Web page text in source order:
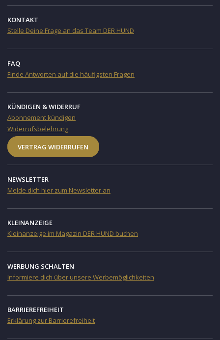
KONTAKT
Stelle Deine Frage an das Team DER HUND
FAQ
Finde Antworten auf die häufigsten Fragen
KÜNDIGEN & WIDERRUF
Abonnement kündigen
Widerrufsbelehrung
VERTRAG WIDERRUFEN
NEWSLETTER
Melde dich hier zum Newsletter an
KLEINANZEIGE
Kleinanzeige im Magazin DER HUND buchen
WERBUNG SCHALTEN
Informiere dich über unsere Werbemöglichkeiten
BARRIEREFREIHEIT
Erklärung zur Barrierefreiheit